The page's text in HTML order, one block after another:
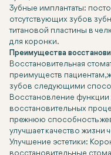
Зубные имплантаты:
отсутствующих зубов
титановой пластины в
для коронки.
Преимущества
Восстановительная
преимуществ пациентам,
зубов следующими
Восстановление функции
восстановительных
прежнюю способность
улучшает качество жизни
Улучшение эстетики: